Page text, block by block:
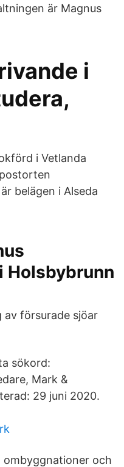
är Magnus
i
i Vetlanda
belägen i Alseda
Holsbybrunn
av försurade sjöar
sökord:
Mark &
29 juni 2020.
och